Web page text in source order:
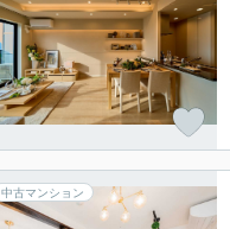
中古マンション